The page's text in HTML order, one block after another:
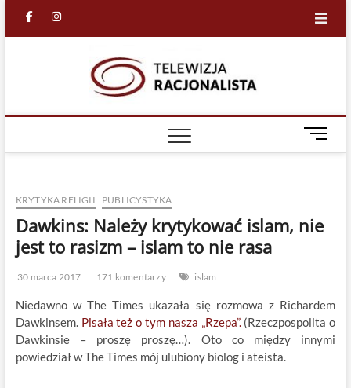
facebook
in
M
e
u
t
KRYTYKA RELIGII PUBLICYSTYKA
Dawkins: Należy krytykować islam, nie
jest to rasizm – islam to nie rasa
30 marca 2017 171 komentarzy islam
Niedawno w The Times ukazała się rozmowa z Richardem
Dawkinsem. Pisała też o tym nasza „Rzepa”.(Rzeczpospolita o
Dawkinsie – proszę proszę…). Oto co między innymi
powiedział w The Times mój ulubiony biolog i ateista.